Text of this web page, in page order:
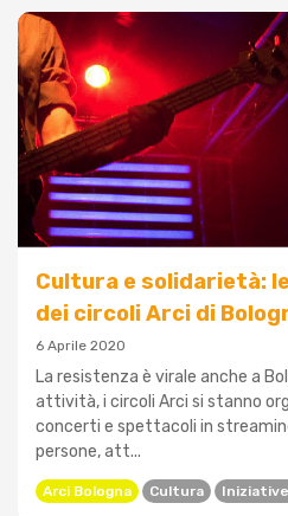
Cultura e solidarietà:
dei circoli Arci di
6 Aprile 2020
La resistenza è virale anche a
attività, i circoli Arci si stanno
concerti e spettacoli in
persone, att...
Arci Bologna Cultura